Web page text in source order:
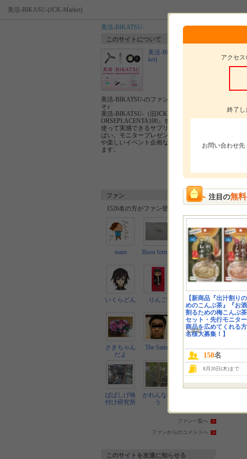
美活-BIKASU-(JCK-Market)
美活-BIKATSU-
アクセ
終了し
お問い合わせ先
注目の無
【新商品『出汁割り
めのこんぶ茶』『お
割るための梅こんぶ茶
セット・先行モニタ
商品を広めてくれる
名様大募集！】
玉露園
150名
8月20日(木)まで
コミ
全て
更新情
このサイトについて
美活-BIKASU-(JCK-Mar
ket)
美活-BIKATSU-のファンサイトにようこ
そ♪
美活-BIKATSU-（旧JCK-Market）には『H
ORSEPLACENTA100』をはじめとする、
使って実感できるサプリやコスメがいっ
ぱい。モニタープレゼントキャンペーン
や楽しいイベント企画などを行っており
ます。
ファン
1526名の方がファン登録しています。
mam Buon fortuna バンビ
いくらどん りんご tamatora
さきちゃん
だよ
The Saitou もも パパ
ばばしげ格
付け研究所
かれんなゆ
う
ファン一覧へ
ファンからのコメントへ
このサイトを友達に知らせる